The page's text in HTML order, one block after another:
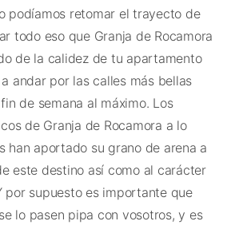
podíamos retomar el trayecto de
todo eso que Granja de Rocamora
de la calidez de tu apartamento
andar por las calles más bellas
de semana al máximo. Los
de Granja de Rocamora a lo
han aportado su grano de arena a
este destino así como al carácter
por supuesto es importante que
lo pasen pipa con vosotros, y es